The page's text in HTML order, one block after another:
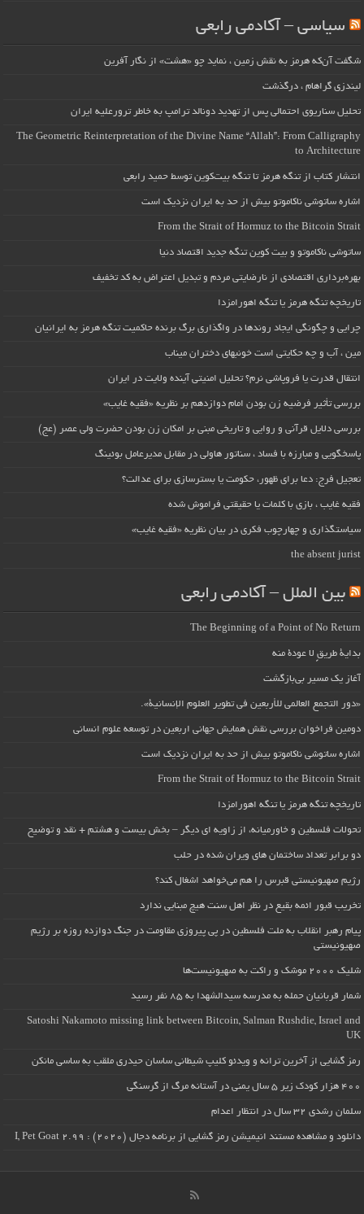
سیاسی – آکادمی رابعی
شگفت آن‌که هرمز به نقش زمین ، نماید چو «هشت» از نگار آفرین
لیندزی گراهام ، درگذشت
تحلیل سناریوی احتمالی پس از تهدید دونالد ترامپ به خاطر ترورعلیه ایران
The Geometric Reinterpretation of the Divine Name “Allah”: From Calligraphy
to Architecture
انتشار کتاب از تنگه هرمز تا تنگه بیت‌کوین توسط حمید رابعی
اشاره ساتوشی ناکاموتو بیش از حد به ایران نزدیک است
From the Strait of Hormuz to the Bitcoin Strait
ساتوشی ناکاموتو و بیت کوین تنگه جدید اقتصاد دنیا
بهره‌برداری اقتصادی از نارضایتی مردم و تبدیل اعتراض به کد تخفیف
تاریخچه تنگه هرمز یا تنگه اهورامزدا
چرایی و چگونگی ایجاد روندها در واگذاری برگ برنده حاکمیت تنگه هرمز به ایرانیان
مین ، آب و چه حکایتی است خونبهای دختران میناب
انتقال قدرت یا فروپاشی نرم؟ تحلیل امنیتی آینده ولایت در ایران
بررسی تأثیر فرضیه زن بودن امام دوازدهم بر نظریه «فقیه غایب»
بررسی دلایل قرآنی و روایی و تاریخی مبنی بر امکان زن بودن حضرت ولی عصر (عج)
پاسخگویی و مبارزه با فساد ، سناتور هاولی در مقابل مدیرعامل بوئینگ
تعجیل فرج: دعا برای ظهور، حکومت یا بسترسازی برای عدالت؟
فقیه غایب ، بازی با کلمات یا حقیقتی فراموش شده
سیاستگذاری و چهارچوب فکری در بیان نظریه «فقیه غایب»
the absent jurist
بین الملل – آکادمی رابعی
The Beginning of a Point of No Return
بداية طريقٍ لا عودة منه
آغاز یک مسیر بی‌بازگشت
«دور التجمع العالمي للأربعين في تطوير العلوم الإنسانية».
دومین فراخوان بررسی نقش همایش جهانی اربعین در توسعه علوم انسانی
اشاره ساتوشی ناکاموتو بیش از حد به ایران نزدیک است
From the Strait of Hormuz to the Bitcoin Strait
تاریخچه تنگه هرمز یا تنگه اهورامزدا
تحولات فلسطین و خاورمیانه، از زاویه ای دیگر – بخش بیست و هشتم + نقد و توضیح
دو برابر تعداد ساختمان های ویران شده در حلب
رژیم صهیونیستی قبرس را هم می‌خواهد اشغال کند؟
تخریب قبور ائمه بقیع در نظر اهل سنت هیچ مبنایی ندارد
پیام رهبر انقلاب به ملت فلسطین در پی پیروزی مقاومت در جنگ دوازده روزه بر رژیم
صهیونیستی
شلیک ۲۰۰۰ موشک و راکت به صهیونیست‌ها
شمار قربانیان حمله به مدرسه سیدالشهدا به ۸۵ نفر رسید
Satoshi Nakamoto missing link between Bitcoin, Salman Rushdie, Israel and
UK
رمز گشایی از آخرین ترانه و ویدئو کلیپ شیطانی ساسان حیدری ملقب به ساسی مانکن
۴۰۰ هزار کودک زیر ۵ سال یمنی در آستانه مرگ از گرسنگی
سلمان رشدی ۳۲ سال در انتظار اعدام
دانلود و مشاهده مستند انیمیشن رمز گشایی از برنامه دجال (۲۰۲۰) : I, Pet Goat 2.99